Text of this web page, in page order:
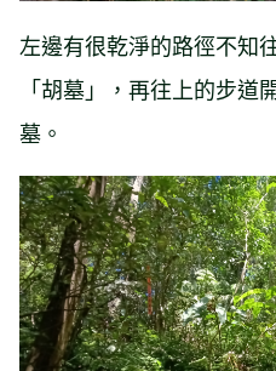
左邊有很乾淨的路徑不知
「胡墓」，再往上的步
墓。